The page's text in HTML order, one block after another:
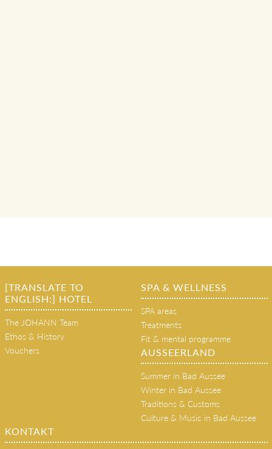
[TRANSLATE TO
ENGLISH:] HOTEL
The JOHANN Team
Ethos & History
Vouchers
SPA & WELLNESS
SPA areas
Treatments
Fit & mental programme
AUSSEERLAND
Summer in Bad Aussee
Winter in Bad Aussee
Traditions & Customs
Culture & Music in Bad Aussee
KONTAKT